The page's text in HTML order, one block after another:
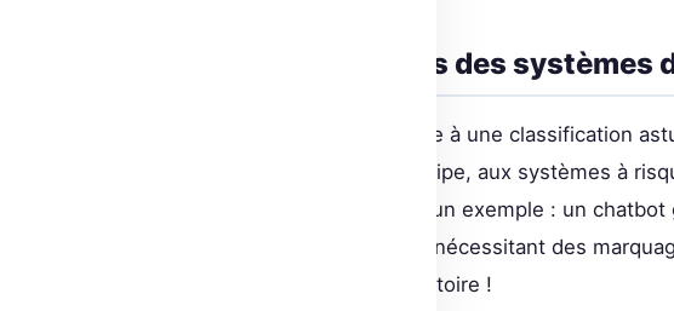
Évaluation des risques des systèmes
Le texte législatif fait la part belle à une classification
inacceptables, interdits par principe, aux systèmes à
exigences différentes. Prenons un exemple : un
souvent classé en risque limité, nécessitant des
Autant dire : transparence obligatoire !